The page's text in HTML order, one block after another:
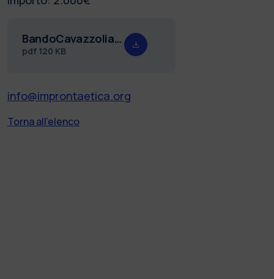
BandoCavazzolia.a.20202021.pdf
pdf 120 KB
info@improntaetica.org
Torna all'elenco